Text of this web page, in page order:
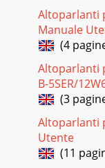
Altoparlanti
Manuale
(4
Altoparlanti
B-5SER/
(3
Altoparlanti
Utente
(11